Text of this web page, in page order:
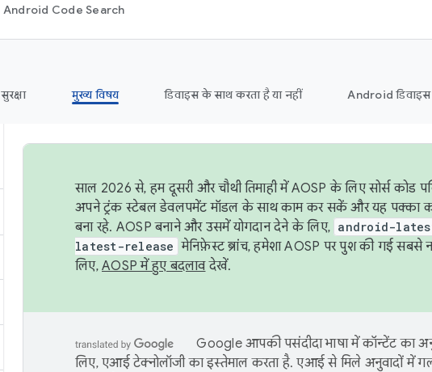
Android Code Search
सुरक्षा मुख्य विषय डिवाइस के साथ करता है या नहीं Android डिवाइस
साल 2026 से, हम दूसरी और चौथी तिमाही में AOSP के लिए सोर्स कोड
अपने ट्रंक स्टेबल डेवलपमेंट मॉडल के साथ काम कर सकें और यह पक्का
बना रहे. AOSP बनाने और उसमें योगदान देने के लिए, android-
latest-release मेनिफ़ेस्ट ब्रांच, हमेशा AOSP पर पुश की गई सबसे
लिए, AOSP में हुए बदलावदेखें.
Google आपकी पसंदीदा भाषा में कॉन्टेंट का
लिए, एआई टेक्नोलॉजी का इस्तेमाल करता है. एआई से मिले अनुवादों में